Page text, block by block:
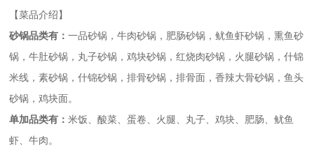
【菜品介绍】
砂锅品类有：一品砂锅，牛肉砂锅，肥肠砂锅，鱿鱼虾砂锅，熏鱼砂
锅，牛肚砂锅，丸子砂锅，鸡块砂锅，红烧肉砂锅，火腿砂锅，什锦
米线，素砂锅，什锦砂锅，排骨砂锅，排骨面，香辣大骨砂锅，鱼头
砂锅，鸡块面。
单加品类有：米饭、酸菜、蛋卷、火腿、丸子、鸡块、肥肠、鱿鱼
虾、牛肉。